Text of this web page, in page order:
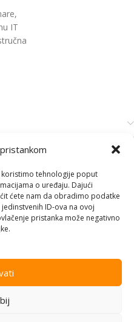
tehnologije poput
o uređaju. Dajući
ćete nam da obradimo podatke
ID-ova na ovoj
pristanka može negativno
IT